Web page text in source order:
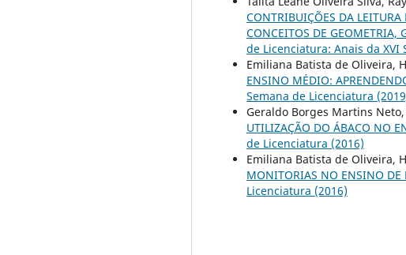
CONTRIBUIÇÕES DA
CONCEITOS DE GEOMETRIA,
de Licenciatura: Anais da XVI
Emiliana Batista de Oliveira,
ENSINO MÉDIO:
Semana de Licenciatura
Geraldo Borges Martins
UTILIZAÇÃO DO ÁBACO NO
de Licenciatura (2016)
Emiliana Batista de Oliveira,
MONITORIAS NO ENSINO DE
Licenciatura (2016)